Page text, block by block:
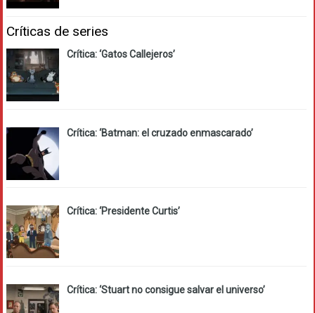
Críticas de series
Crítica: ‘Gatos Callejeros’
Crítica: ‘Batman: el cruzado enmascarado’
Crítica: ‘Presidente Curtis’
Crítica: ‘Stuart no consigue salvar el universo’